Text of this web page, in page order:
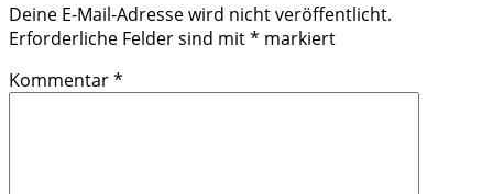
Deine E-Mail-Adresse wird nicht veröffentlicht.
Erforderliche Felder sind mit* markiert
Kommentar*